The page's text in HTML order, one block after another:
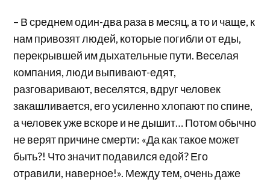
– В среднем один-два раза в месяц, а то и чаще, к
нам привозят людей, которые погибли от еды,
перекрывшей им дыхательные пути. Веселая
компания, люди выпивают-едят,
разговаривают, веселятся, вдруг человек
закашливается, его усиленно хлопают по спине,
а человек уже вскоре и не дышит… Потом обычно
не верят причине смерти: «Да как такое может
быть?! Что значит подавился едой? Его
отравили, наверное!». Между тем, очень даже